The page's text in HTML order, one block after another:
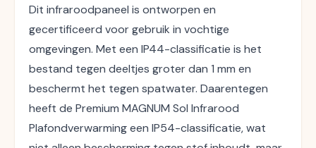
Dit infraroodpaneel is ontworpen en
gecertificeerd voor gebruik in vochtige
omgevingen. Met een IP44-classificatie is het
bestand tegen deeltjes groter dan 1 mm en
beschermt het tegen spatwater. Daarentegen
heeft de Premium MAGNUM Sol Infrarood
Plafondverwarming een IP54-classificatie, wat